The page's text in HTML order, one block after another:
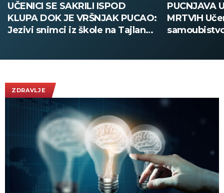
PUCAO:
Tajlandu
PUCNJAVA U ŠKOLI, OSMORO
MRTVIH Učenik izvršio napad, pa
samoubistvo! Užasne scene sa
ZDRAVLJE